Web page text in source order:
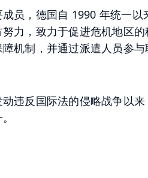
员，德国自 1990 年统一
力，致力于促进危机地区
机制，并通过派遣人员参
违反国际法的侵略战争以